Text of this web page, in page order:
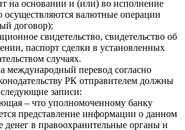
на основании и (или) во исполнение
осуществляются валютные операции
договор);
свидетельство, свидетельство об
паспорт сделки в установленных
случаях.
международный перевод согласно
РК отправителем должны
записи:
– что уполномоченному банку
представление информации о данном
денег в правоохранительные органы и